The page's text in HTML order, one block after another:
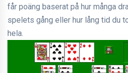
får poäng baserat på hur många
spelets gång eller hur lång tid du
hela.